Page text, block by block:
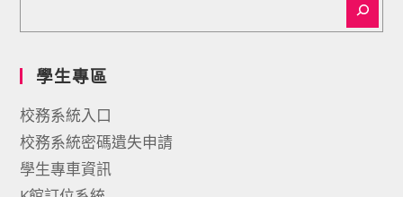
學生專區
校務系統入口
校務系統密碼遺失申請
學生專車資訊